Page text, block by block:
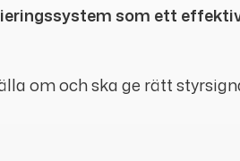
som ett
om och ska ge rätt